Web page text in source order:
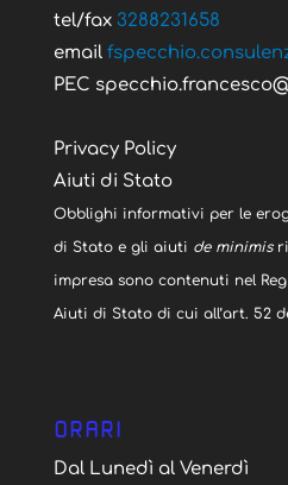
tel/fax 3288231658
email
PEC
Privacy Policy
Aiuti di Stato
Obblighi informativi per le
di Stato e gli aiuti de minimis
impresa sono contenuti nel
Aiuti di Stato di cui all’art. 52
ORARI
Dal Lunedì al Venerdì